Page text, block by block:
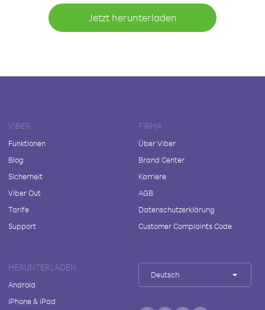
Jetzt herunterladen
VIBER
Funktionen
Blog
Sicherheit
Viber Out
Tarife
Support
FIRMA
Über Viber
Brand Center
Karriere
AGB
Datenschutzerklärung
Customer Complaints Code
HERUNTERLADEN
Android
iPhone & iPad
Deutsch